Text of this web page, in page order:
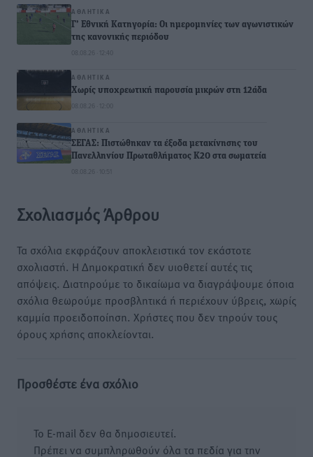
ΑΘΛΗΤΙΚΆ
Γ’ Εθνική Κατηγορία: Οι ημερομηνίες των αγωνιστικών
της κανονικής περιόδου
08.08.26 · 12:40
ΑΘΛΗΤΙΚΆ
Χωρίς υποχρεωτική παρουσία μικρών στη 12άδα
08.08.26 · 12:00
ΑΘΛΗΤΙΚΆ
ΣΕΓΑΣ: Πιστώθηκαν τα έξοδα μετακίνησης του
Πανελληνίου Πρωταθλήματος Κ20 στα σωματεία
08.08.26 · 10:51
Σχολιασμός Άρθρου
Τα σχόλια εκφράζουν αποκλειστικά τον εκάστοτε
σχολιαστή. Η Δημοκρατική δεν υιοθετεί αυτές τις
απόψεις. Διατηρούμε το δικαίωμα να διαγράψουμε όποια
σχόλια θεωρούμε προσβλητικά ή περιέχουν ύβρεις, χωρίς
καμμία προειδοποίηση. Χρήστες που δεν τηρούν τους
όρους χρήσης αποκλείονται.
Προσθέστε ένα σχόλιο
Το E-mail δεν θα δημοσιευτεί.
Πρέπει να συμπληρωθούν όλα τα πεδία για την